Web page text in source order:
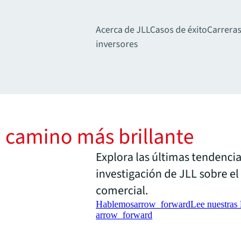
Acerca de JLLCasos de éxito
inversores
camino más brillante
Explora las últimas
investigación de JLL sobre
comercial.
Hablemosarrow_forwardLee
arrow_forward